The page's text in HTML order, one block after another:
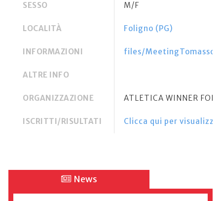
SESSO M/F
LOCALITÀ Foligno (PG)
INFORMAZIONI files/
ALTRE INFO
ORGANIZZAZIONE ATLETICA WINNER
ISCRITTI/RISULTATI Clicca qui per
News